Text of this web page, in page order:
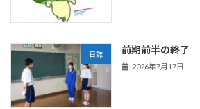
日誌 前期前半の終了
2026年7月17日